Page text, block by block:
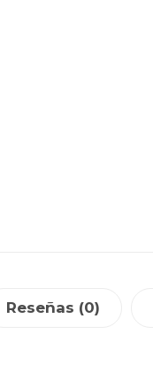
Reseñas (0)